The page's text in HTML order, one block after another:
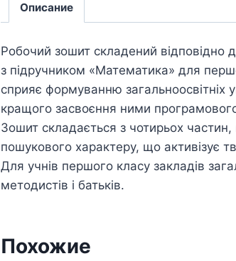
Описание
Робочий зошит складений відповідно
з підручником «Математика» для
сприяє формуванню загальноосвітніх
кращого засвоєння ними
Зошит складається з чотирьох частин,
пошукового характеру, що активізує
Для учнів першого класу закладів
методистів і батьків.
Похожие